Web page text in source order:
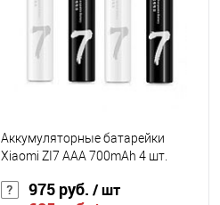
В избранное
Недоступно
Аккумуляторные батарейки
Xiaomi ZI7 AAA 700mAh 4 шт.
975 руб. / шт